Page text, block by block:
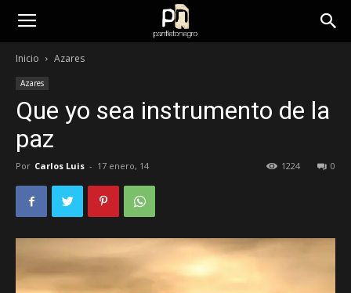
panfletonegro
Inicio Azares
Azares
Que yo sea instrumento de la
paz
Por Carlos Luis - 17 enero, 14 0
1224